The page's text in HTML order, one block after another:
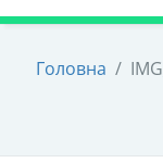
Головна /